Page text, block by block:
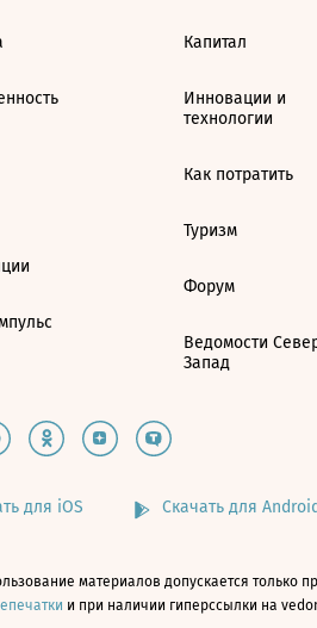
Капитал
Инновации и
технологии
Как потратить
Туризм
Форум
Ведомости
Запад
для iOS Скачать для Android
материалов допускается только
и при наличии гиперссылки на